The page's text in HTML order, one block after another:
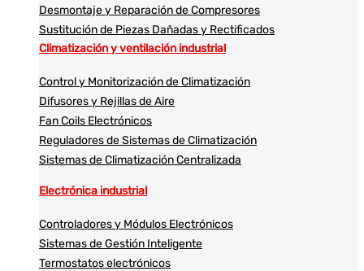
Desmontaje y Reparación de Compresores
Sustitución de Piezas Dañadas y Rectificados
Climatización y ventilación industrial
Control y Monitorización de Climatización
Difusores y Rejillas de Aire
Fan Coils Electrónicos
Reguladores de Sistemas de Climatización
Sistemas de Climatización Centralizada
Electrónica industrial
Controladores y Módulos Electrónicos
Sistemas de Gestión Inteligente
Termostatos electrónicos